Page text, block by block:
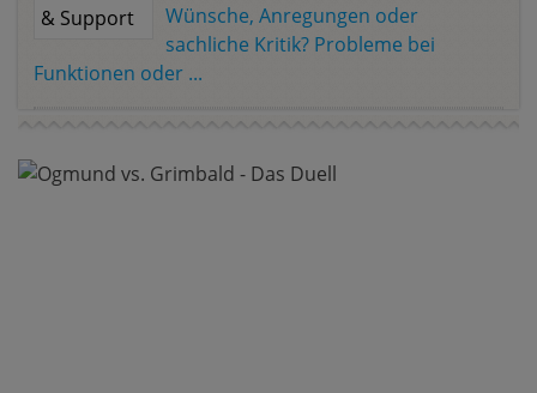
Wünsche, Anregungen oder
sachliche Kritik? Probleme bei
Funktionen oder ...